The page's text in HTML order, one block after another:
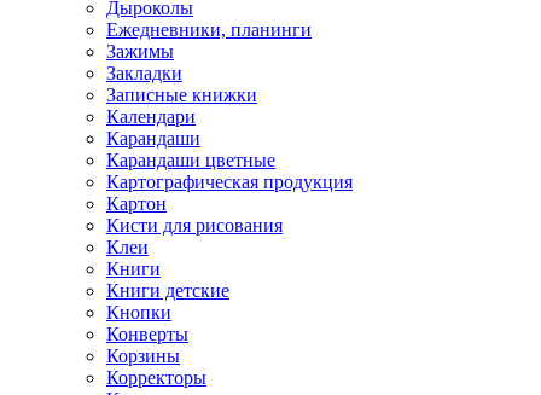
Дыроколы
Ежедневники, планинги
Зажимы
Закладки
Записные книжки
Календари
Карандаши
Карандаши цветные
Картографическая продукция
Картон
Кисти для рисования
Клеи
Книги
Книги детские
Кнопки
Конверты
Корзины
Корректоры